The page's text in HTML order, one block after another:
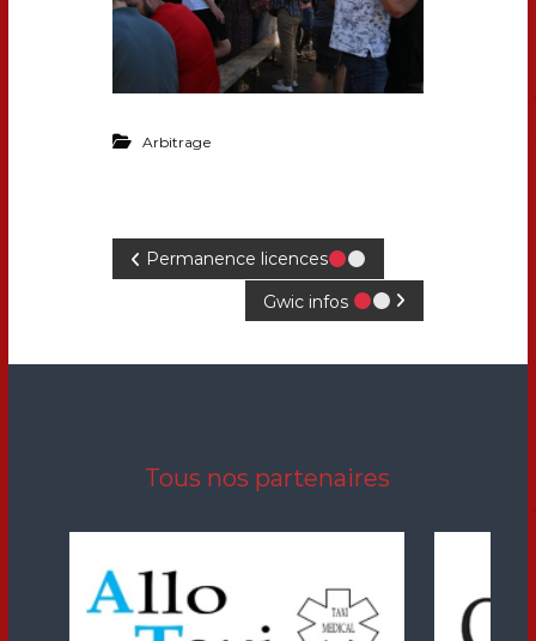
Arbitrage
Permanence licences
Gwic infos
Tous nos partenaires